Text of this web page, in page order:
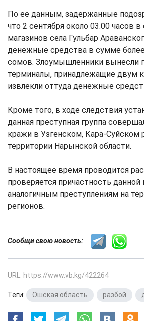
По ее данным, задержанные
что 2 сентября около 03.00 часов
магазинов села Гульбар
денежные средства в сумме
сомов. Злоумышленники вынесли
терминалы, принадлежащие двум
извлекли оттуда денежные
Кроме того, в ходе следствия
данная преступная группа
кражи в Узгенском, Кара-Суйском
территории Нарынской области.
В настоящее время проводится
проверяется причастность
аналогичным преступлениям на
регионов.
Сообщи свою новость:
URL: https://www.vb.kg/422264
Теги: Ошская область разбой